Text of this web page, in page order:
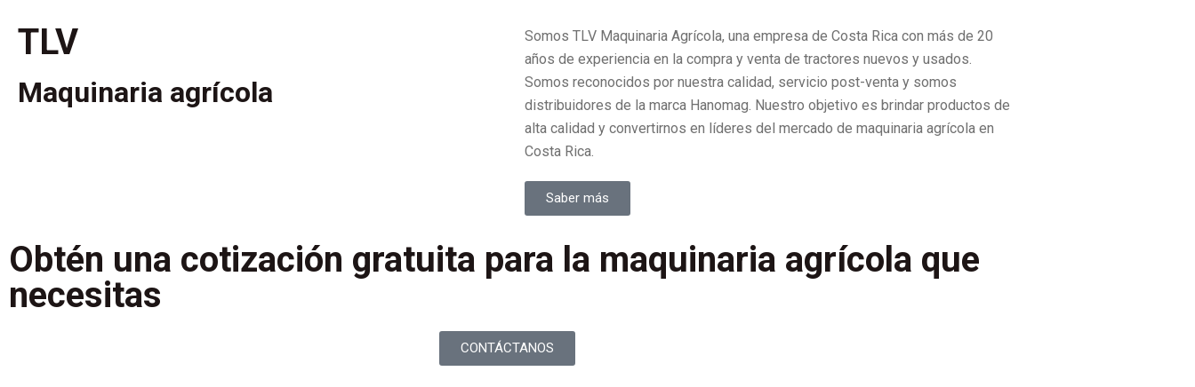
TLV
Maquinaria agrícola
Somos TLV Maquinaria Agrícola, una empresa de Costa Rica con más de 20
años de experiencia en la compra y venta de tractores nuevos y usados.
Somos reconocidos por nuestra calidad, servicio post-venta y somos
distribuidores de la marca Hanomag. Nuestro objetivo es brindar productos de
alta calidad y convertirnos en líderes del mercado de maquinaria agrícola en
Costa Rica.
Saber más
Obtén una cotización gratuita para la maquinaria agrícola que
necesitas
CONTÁCTANOS